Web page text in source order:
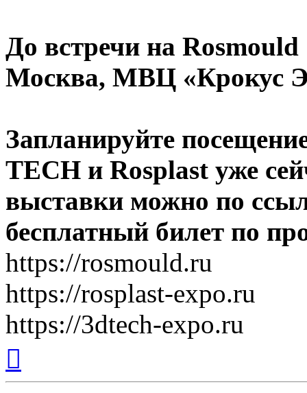
До встречи на
Москва, МВЦ «Крокус
Запланируйте
TECH и Rosplast уже
выставки можно по
бесплатный билет по
https://rosmould.ru
https://rosplast-expo.ru
https://3dtech-expo.ru
началу